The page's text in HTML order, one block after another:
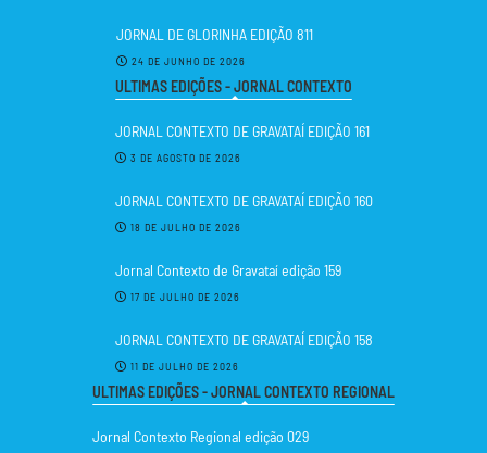
JORNAL DE GLORINHA EDIÇÃO 811
24 DE JUNHO DE 2026
ULTIMAS EDIÇÕES - JORNAL CONTEXTO
JORNAL CONTEXTO DE GRAVATAÍ EDIÇÃO 161
3 DE AGOSTO DE 2026
JORNAL CONTEXTO DE GRAVATAÍ EDIÇÃO 160
18 DE JULHO DE 2026
Jornal Contexto de Gravataí edição 159
17 DE JULHO DE 2026
JORNAL CONTEXTO DE GRAVATAÍ EDIÇÃO 158
11 DE JULHO DE 2026
ULTIMAS EDIÇÕES - JORNAL CONTEXTO REGIONAL
Jornal Contexto Regional edição 029